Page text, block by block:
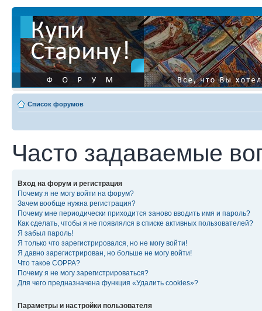
Список форумов
Часто задаваемые
Вход на форум и регистрация
Почему я не могу войти на форум?
Зачем вообще нужна регистрация?
Почему мне периодически приходится заново вводить имя и пароль?
Как сделать, чтобы я не появлялся в списке активных пользователей?
Я забыл пароль!
Я только что зарегистрировался, но не могу войти!
Я давно зарегистрирован, но больше не могу войти!
Что такое COPPA?
Почему я не могу зарегистрироваться?
Для чего предназначена функция «Удалить cookies»?
Параметры и настройки пользователя